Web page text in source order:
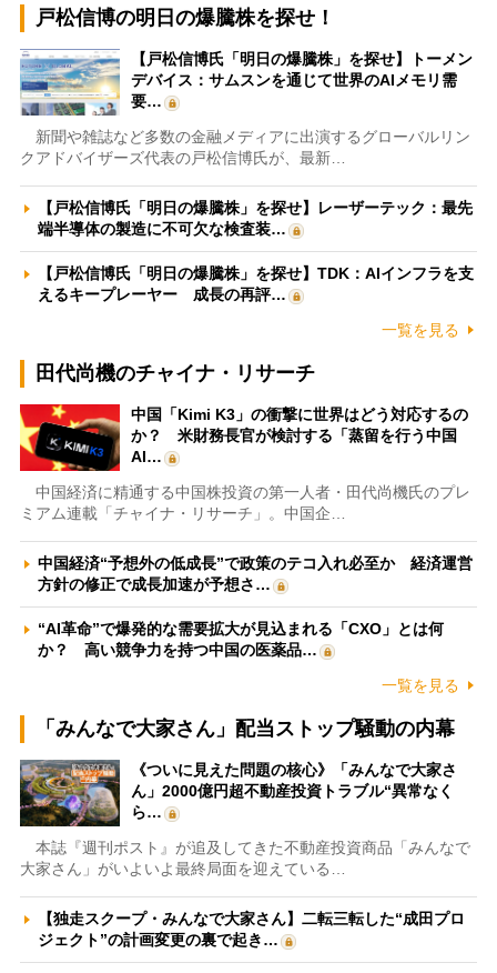
戸松信博の明日の爆騰株を探せ！
【戸松信博氏「明日の爆騰株」を探せ】トーメン
デバイス：サムスンを通じて世界のAIメモリ需
要…
新聞や雑誌など多数の金融メディアに出演するグローバルリン
クアドバイザーズ代表の戸松信博氏が、最新…
【戸松信博氏「明日の爆騰株」を探せ】レーザーテック：最先
端半導体の製造に不可欠な検査装…
【戸松信博氏「明日の爆騰株」を探せ】TDK：AIインフラを支
えるキープレーヤー 成長の再評…
一覧を見る
田代尚機のチャイナ・リサーチ
中国「Kimi K3」の衝撃に世界はどう対応するの
か？ 米財務長官が検討する「蒸留を行う中国
AI…
中国経済に精通する中国株投資の第一人者・田代尚機氏のプレ
ミアム連載「チャイナ・リサーチ」。中国企…
中国経済“予想外の低成長”で政策のテコ入れ必至か 経済運営
方針の修正で成長加速が予想さ…
“AI革命”で爆発的な需要拡大が見込まれる「CXO」とは何
か？ 高い競争力を持つ中国の医薬品…
一覧を見る
「みんなで大家さん」配当ストップ騒動の内幕
《ついに見えた問題の核心》「みんなで大家さ
ん」2000億円超不動産投資トラブル“異常なく
ら…
本誌『週刊ポスト』が追及してきた不動産投資商品「みんなで
大家さん」がいよいよ最終局面を迎えている…
【独走スクープ・みんなで大家さん】二転三転した“成田プロ
ジェクト”の計画変更の裏で起き…